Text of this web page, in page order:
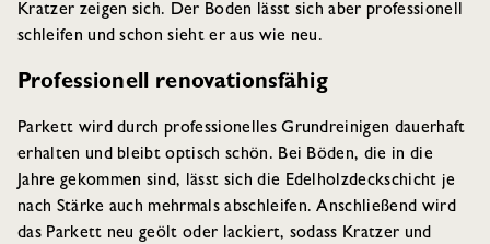
Kratzer zeigen sich. Der Boden lässt sich aber professionell
schleifen und schon sieht er aus wie neu.
Professionell renovationsfähig
Parkett wird durch professionelles Grundreinigen dauerhaft
erhalten und bleibt optisch schön. Bei Böden, die in die
Jahre gekommen sind, lässt sich die Edelholzdeckschicht je
nach Stärke auch mehrmals abschleifen. Anschließend wird
das Parkett neu geölt oder lackiert, sodass Kratzer und